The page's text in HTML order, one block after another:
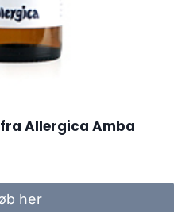
Allergica Amba
her